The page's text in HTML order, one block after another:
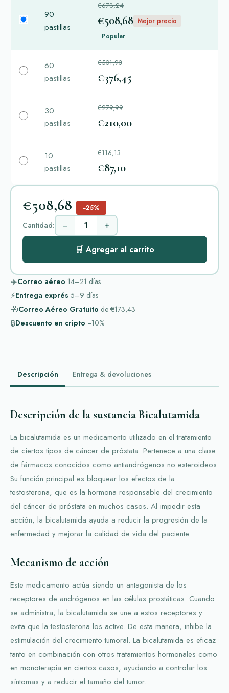
90
pastillas
€678,24
€508,68 Mejor precio
Popular
60
pastillas
€501,93
€376,45
30
pastillas
€279,99
€210,00
10
pastillas
€116,13
€87,10
€508,68 −25%
Cantidad: − +
🛒 Agregar al carrito
✈️Correo aéreo 14–21 días
⚡Entrega exprés 5–9 días
🎁Correo Aéreo Gratuito de €173,43
🔒Descuento en cripto −10%
Descripción Entrega & devoluciones
Descripción de la sustancia Bicalutamida
La bicalutamida es un medicamento utilizado en el tratamiento
de ciertos tipos de cáncer de próstata. Pertenece a una clase
de fármacos conocidos como antiandrógenos no esteroideos.
Su función principal es bloquear los efectos de la
testosterona, que es la hormona responsable del crecimiento
del cáncer de próstata en muchos casos. Al impedir esta
acción, la bicalutamida ayuda a reducir la progresión de la
enfermedad y mejorar la calidad de vida del paciente.
Mecanismo de acción
Este medicamento actúa siendo un antagonista de los
receptores de andrógenos en las células prostáticas. Cuando
se administra, la bicalutamida se une a estos receptores y
evita que la testosterona los active. De esta manera, inhibe la
estimulación del crecimiento tumoral. La bicalutamida es eficaz
tanto en combinación con otros tratamientos hormonales como
en monoterapia en ciertos casos, ayudando a controlar los
síntomas y a reducir el tamaño del tumor.